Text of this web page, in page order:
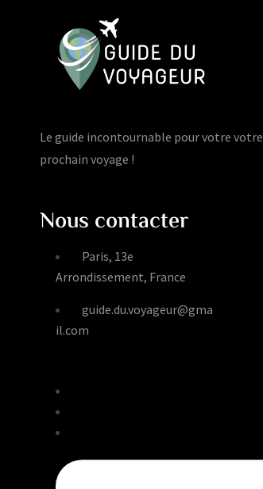
Le guide incontournable pour votre votre
prochain voyage !
Nous contacter
Paris, 13e
Arrondissement, France
guide.du.voyageur@gma
il.com